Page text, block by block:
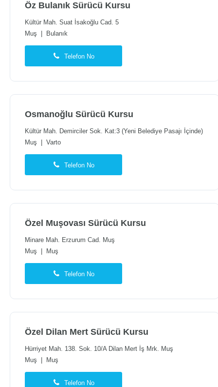
Öz Bulanık Sürücü Kursu
Kültür Mah. Suat İsakoğlu Cad. 5
Muş
Bulanık
Telefon No
Osmanoğlu Sürücü Kursu
Kültür Mah. Demirciler Sok. Kat:3 (Yeni Belediye Pasajı İçinde)
Muş
Varto
Telefon No
Özel Muşovası Sürücü Kursu
Minare Mah. Erzurum Cad. Muş
Muş
Muş
Telefon No
Özel Dilan Mert Sürücü Kursu
Hürriyet Mah. 138. Sok. 10/A Dilan Mert İş Mrk. Muş
Muş
Muş
Telefon No